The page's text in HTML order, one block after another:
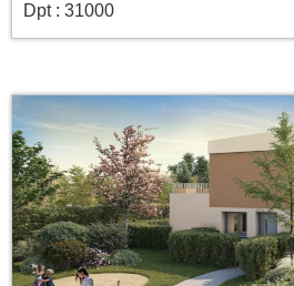
Dpt : 31000